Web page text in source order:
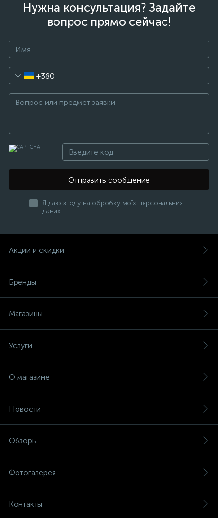
Нужна консультация? Задайте
вопрос прямо сейчас!
+380
Отправить сообщение
Я даю згоду на обробку моїх персональних
даних
Акции и скидки
Бренды
Магазины
Услуги
О магазине
Новости
Обзоры
Фотогалерея
Контакты